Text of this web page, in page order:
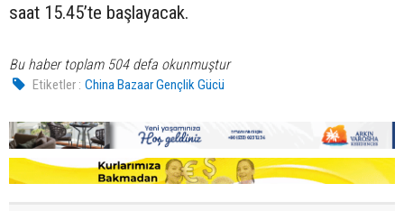
saat 15.45’te başlayacak.
Bu haber toplam 504 defa okunmuştur
Etiketler : China Bazaar Gençlik Gücü